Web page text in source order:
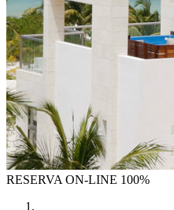
RESERVA ON-LINE 100%